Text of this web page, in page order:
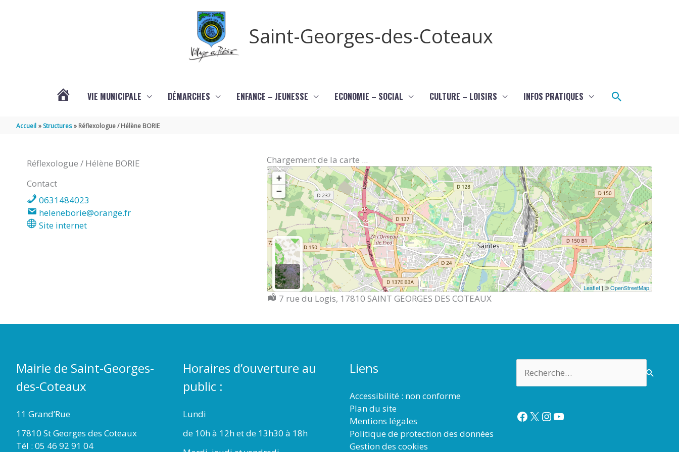
Saint-Georges-des-Coteaux
VIE MUNICIPALE DÉMARCHES ENFANCE – JEUNESSE ECONOMIE – SOCIAL CULTURE – LOISIRS INFOS PRATIQUES Rechercher
Accueil Structures Réflexologue / Hélène BORIE
Réflexologue / Hélène BORIE
Contact
0631484023
heleneborie@orange.fr
Site internet
Chargement de la carte ...
+
−
Leaflet| ©OpenStreetMap
Localisation :
7 rue du Logis, 17810 SAINT GEORGES DES COTEAUX
Mairie de Saint-Georges-
des-Coteaux
11 Grand’Rue
17810 St Georges des Coteaux
Tél : 05 46 92 91 04
Horaires d’ouverture au
public :
Lundi
de 10h à 12h et de 13h30 à 18h
Liens
Accessibilité : non conforme
Plan du site
Mentions légales
Politique de protection des données
Gestion des cookies
Facebook
X Instagram
YouTube